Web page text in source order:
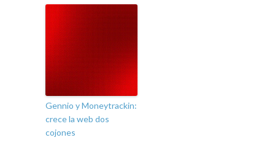
Gennio y Moneytrackin:
crece la web dos
cojones